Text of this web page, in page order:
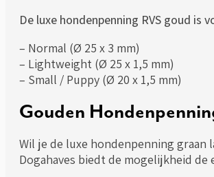
De luxe hondenpenning RVS goud
– Normal (Ø 25 x 3 mm)
– Lightweight (Ø 25 x 1,5 mm)
– Small / Puppy (Ø 20 x 1,5 mm)
Gouden
Wil je de luxe hondenpenning graan
Dogahaves biedt de mogelijkheid